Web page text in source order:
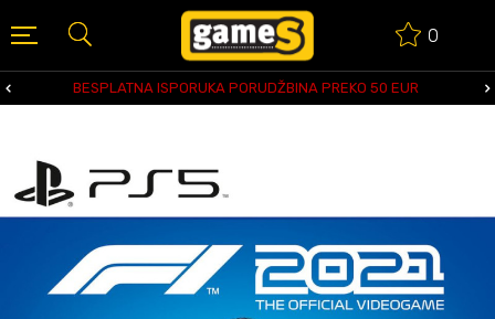
0
BESPLATNA ISPORUKA PORUDŽBINA PREKO 50 EUR